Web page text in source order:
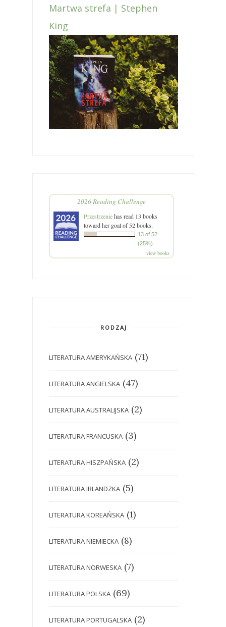
Martwa strefa | Stephen
King
2026 Reading Challenge
Przestrzeniehas read 13 books
toward her goal of 52 books.
13 of 52
(25%)
view books
RODZAJ
LITERATURA AMERYKAŃSKA (71)
LITERATURA ANGIELSKA (47)
LITERATURA AUSTRALIJSKA (2)
LITERATURA FRANCUSKA (3)
LITERATURA HISZPAŃSKA (2)
LITERATURA IRLANDZKA (5)
LITERATURA KOREAŃSKA (1)
LITERATURA NIEMIECKA (8)
LITERATURA NORWESKA (7)
LITERATURA POLSKA (69)
LITERATURA PORTUGALSKA (2)